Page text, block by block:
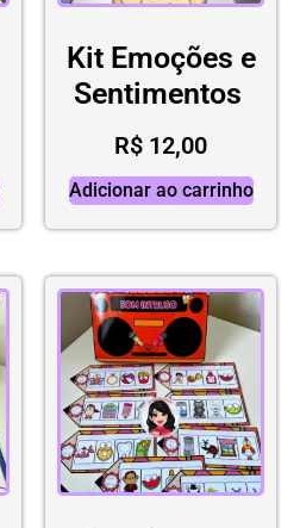
Kit Emoções e
Sentimentos
R$ 12,00
Adicionar ao carrinho